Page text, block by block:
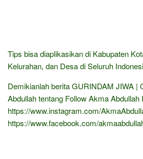
Tips bisa diaplikasikan di Kabupaten
Kelurahan, dan Desa di Seluruh
Demikianlah berita GURINDAM JIWA |
Abdullah tentang Follow Akma Abdullah
https://www.instagram.com/
https://www.facebook.com/